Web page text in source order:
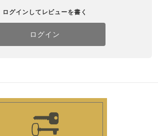
ログインしてレビューを書く
ログイン